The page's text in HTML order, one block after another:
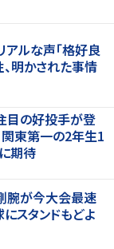
アルな声「格好良
明かされた事情
目の好投手が登
関東第一の2年生1
期待
腕が今大会最速
スタンドもどよ